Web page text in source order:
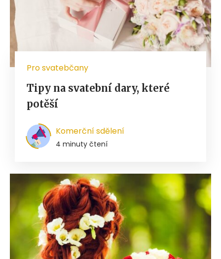
Pro svatebčany
Tipy na svatební dary, které
potěší
Komerční sdělení
4 minuty čtení